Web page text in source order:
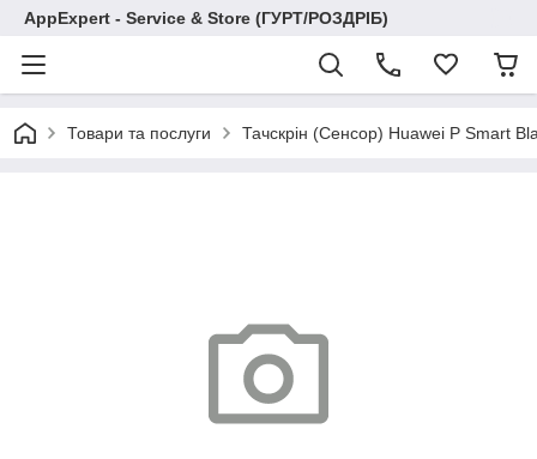
AppExpert - Service & Store (ГУРТ/РОЗДРІБ)
Товари та послуги Тачскрін (Сенсор) Huawei P Smart